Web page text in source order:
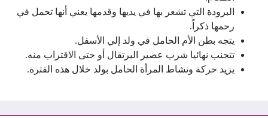
البرودة التي تشعر بها في يديها وقدمها يعني أنها تحمل في
رحمها ذكراً.
يتجه بطن الأم الحامل في ولد إلي الأسفل.
تتجنب نهائيا شرب عصير البرتقال أو حتى الاقتراب منه.
يزيد حركة ونشاط المرأة الحامل بولد خلال هذه الفترة.